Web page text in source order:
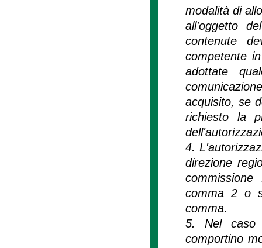
modalità di
all'oggetto
contenute
competente
adottate
acquisito, se
richiesto la
4.
direzione
comma 2 o
comma.
5. Nel caso
comportino